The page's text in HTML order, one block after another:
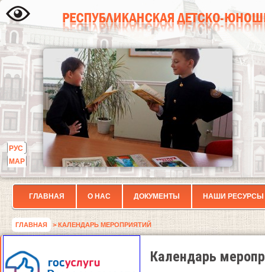
РУС
МАР
ГЛАВНАЯ О НАС ДОКУМЕНТЫ НАШИ РЕСУРСЫ
ГЛАВНАЯ > КАЛЕНДАРЬ МЕРОПРИЯТИЙ
Календарь